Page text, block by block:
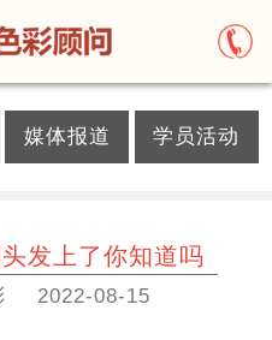
媒体报道 学员活动
发上了你知道吗
2022-08-15